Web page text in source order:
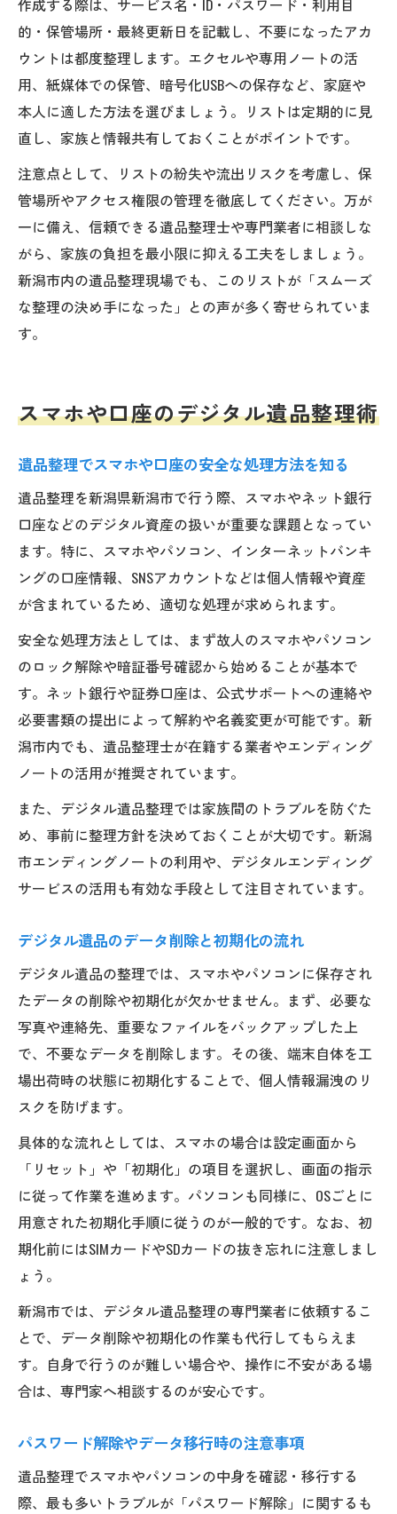
作成する際は、サービス名・ID・パスワード・利用目
的・保管場所・最終更新日を記載し、不要になったアカ
ウントは都度整理します。エクセルや専用ノートの活
用、紙媒体での保管、暗号化USBへの保存など、家庭や
本人に適した方法を選びましょう。リストは定期的に見
直し、家族と情報共有しておくことがポイントです。
注意点として、リストの紛失や流出リスクを考慮し、保
管場所やアクセス権限の管理を徹底してください。万が
一に備え、信頼できる遺品整理士や専門業者に相談しな
がら、家族の負担を最小限に抑える工夫をしましょう。
新潟市内の遺品整理現場でも、このリストが「スムーズ
な整理の決め手になった」との声が多く寄せられていま
す。
スマホや口座のデジタル遺品整理術
遺品整理でスマホや口座の安全な処理方法を知る
遺品整理を新潟県新潟市で行う際、スマホやネット銀行
口座などのデジタル資産の扱いが重要な課題となってい
ます。特に、スマホやパソコン、インターネットバンキ
ングの口座情報、SNSアカウントなどは個人情報や資産
が含まれているため、適切な処理が求められます。
安全な処理方法としては、まず故人のスマホやパソコン
のロック解除や暗証番号確認から始めることが基本で
す。ネット銀行や証券口座は、公式サポートへの連絡や
必要書類の提出によって解約や名義変更が可能です。新
潟市内でも、遺品整理士が在籍する業者やエンディング
ノートの活用が推奨されています。
また、デジタル遺品整理では家族間のトラブルを防ぐた
め、事前に整理方針を決めておくことが大切です。新潟
市エンディングノートの利用や、デジタルエンディング
サービスの活用も有効な手段として注目されています。
デジタル遺品のデータ削除と初期化の流れ
デジタル遺品の整理では、スマホやパソコンに保存され
たデータの削除や初期化が欠かせません。まず、必要な
写真や連絡先、重要なファイルをバックアップした上
で、不要なデータを削除します。その後、端末自体を工
場出荷時の状態に初期化することで、個人情報漏洩のリ
スクを防げます。
具体的な流れとしては、スマホの場合は設定画面から
「リセット」や「初期化」の項目を選択し、画面の指示
に従って作業を進めます。パソコンも同様に、OSごとに
用意された初期化手順に従うのが一般的です。なお、初
期化前にはSIMカードやSDカードの抜き忘れに注意しまし
ょう。
新潟市では、デジタル遺品整理の専門業者に依頼するこ
とで、データ削除や初期化の作業も代行してもらえま
す。自身で行うのが難しい場合や、操作に不安がある場
合は、専門家へ相談するのが安心です。
パスワード解除やデータ移行時の注意事項
遺品整理でスマホやパソコンの中身を確認・移行する
際、最も多いトラブルが「パスワード解除」に関するも